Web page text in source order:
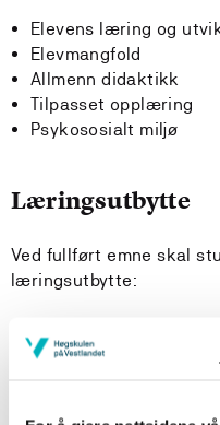
Elevens læring og
Elevmangfold
Allmenn didaktikk
Tilpasset opplæring
Psykososialt miljø
Læringsutbytte
Ved fullført emne skal
læringsutbytte:
Kunnskaper: